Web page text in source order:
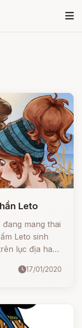
Leto
mang thai
Leto sinh
lục địa hay
17/01/2020